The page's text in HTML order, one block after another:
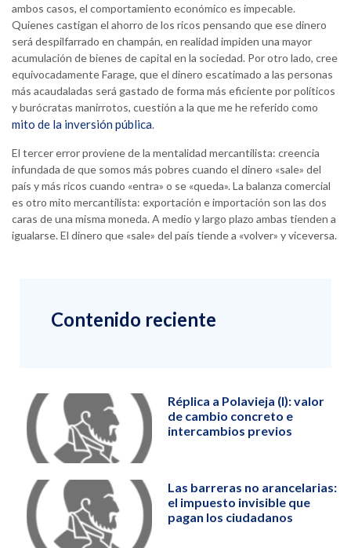
ambos casos, el comportamiento económico es impecable.
Quienes castigan el ahorro de los ricos pensando que ese dinero
será despilfarrado en champán, en realidad impiden una mayor
acumulación de bienes de capital en la sociedad. Por otro lado, cree
equivocadamente Farage, que el dinero escatimado a las personas
más acaudaladas será gastado de forma más eficiente por políticos
y burócratas manirrotos, cuestión a la que me he referido como
mito de la inversión pública.
El tercer error proviene de la mentalidad mercantilista: creencia
infundada de que somos más pobres cuando el dinero «sale» del
país y más ricos cuando «entra» o se «queda». La balanza comercial
es otro mito mercantilista: exportación e importación son las dos
caras de una misma moneda. A medio y largo plazo ambas tienden a
igualarse. El dinero que «sale» del país tiende a «volver» y viceversa.
Contenido reciente
Réplica a Polavieja (I): valor
de cambio concreto e
intercambios previos
Las barreras no arancelarias:
el impuesto invisible que
pagan los ciudadanos